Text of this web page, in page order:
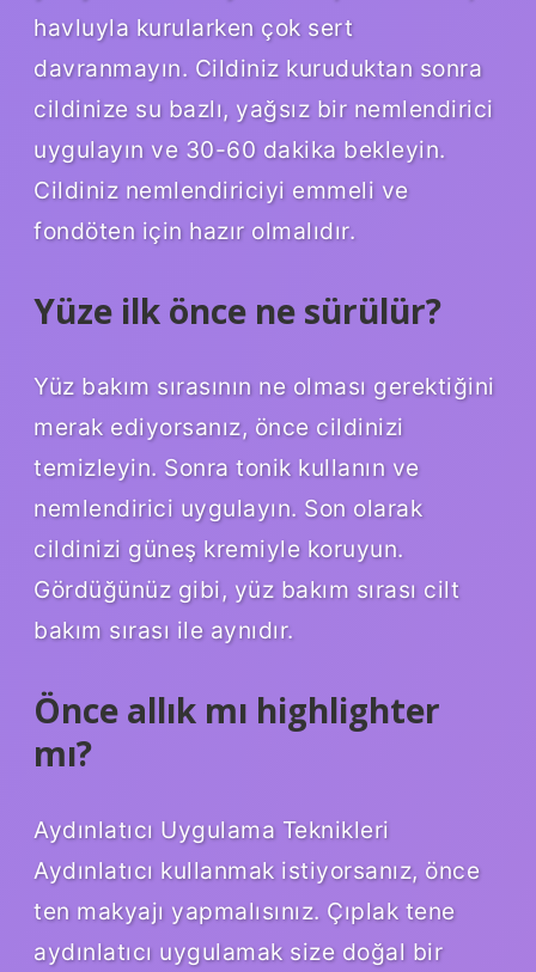
havluyla kurularken çok sert
davranmayın. Cildiniz kuruduktan sonra
cildinize su bazlı, yağsız bir nemlendirici
uygulayın ve 30-60 dakika bekleyin.
Cildiniz nemlendiriciyi emmeli ve
fondöten için hazır olmalıdır.
Yüze ilk önce ne sürülür?
Yüz bakım sırasının ne olması gerektiğini
merak ediyorsanız, önce cildinizi
temizleyin. Sonra tonik kullanın ve
nemlendirici uygulayın. Son olarak
cildinizi güneş kremiyle koruyun.
Gördüğünüz gibi, yüz bakım sırası cilt
bakım sırası ile aynıdır.
Önce allık mı highlighter
mı?
Aydınlatıcı Uygulama Teknikleri
Aydınlatıcı kullanmak istiyorsanız, önce
ten makyajı yapmalısınız. Çıplak tene
aydınlatıcı uygulamak size doğal bir